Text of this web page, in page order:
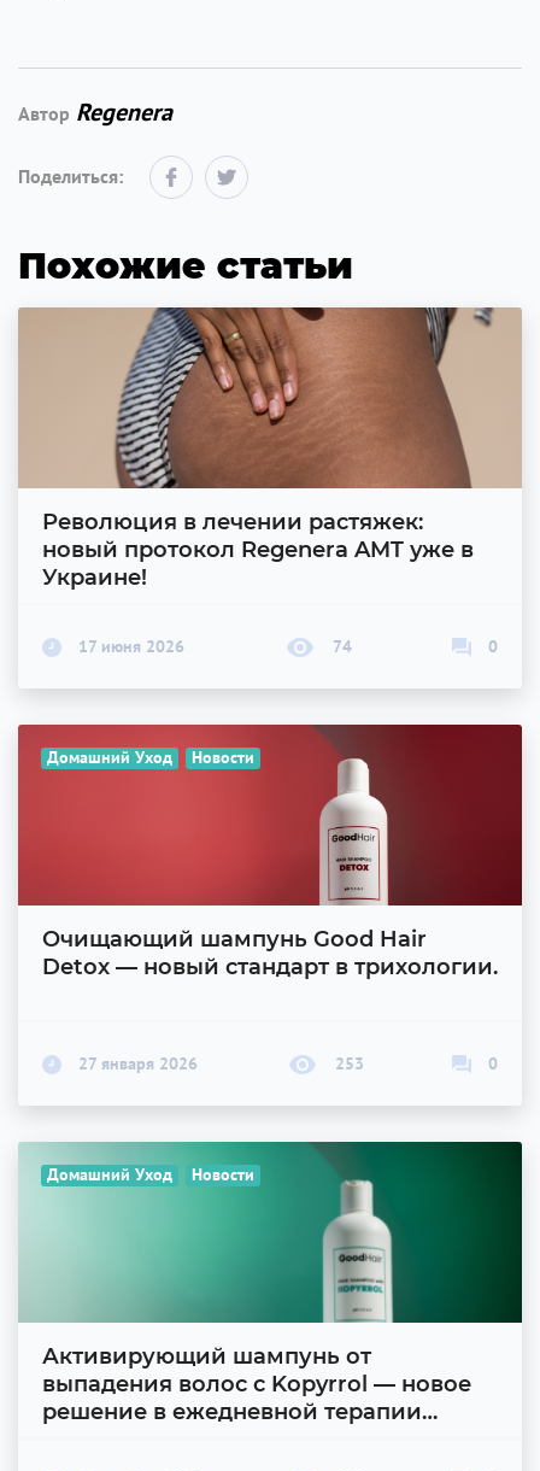
Автор Regenera
Поделиться:
Похожие статьи
Революция в лечении растяжек:
новый протокол Regenera AMT уже в
Украине!
17 июня 2026 74 0
Домашний Уход Новости
Очищающий шампунь Good Hair
Detox — новый стандарт в трихологии.
27 января 2026 253 0
Домашний Уход Новости
Активирующий шампунь от
выпадения волос с Kopyrrol — новое
решение в ежедневной терапии